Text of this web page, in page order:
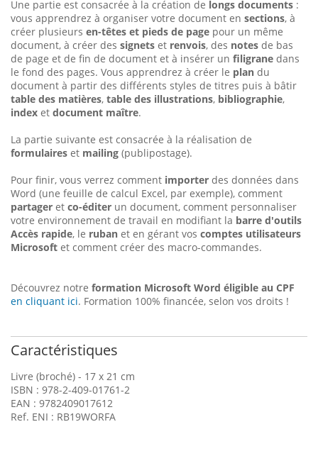
Une partie est consacrée à la création de longs documents :
vous apprendrez à organiser votre document en sections, à
créer plusieurs en-têtes et pieds de page pour un même
document, à créer des signets et renvois, des notes de bas
de page et de fin de document et à insérer un filigrane dans
le fond des pages. Vous apprendrez à créer le plan du
document à partir des différents styles de titres puis à bâtir
table des matières, table des illustrations, bibliographie,
index et document maître.
La partie suivante est consacrée à la réalisation de
formulaires et mailing (publipostage).
Pour finir, vous verrez comment importer des données dans
Word (une feuille de calcul Excel, par exemple), comment
partager et co-éditer un document, comment personnaliser
votre environnement de travail en modifiant la barre d'outils
Accès rapide, le ruban et en gérant vos comptes utilisateurs
Microsoft et comment créer des macro-commandes.
Découvrez notre formation Microsoft Word éligible au CPF
en cliquant ici. Formation 100% financée, selon vos droits !
Caractéristiques
Livre (broché) - 17 x 21 cm
ISBN : 978-2-409-01761-2
EAN : 9782409017612
Ref. ENI : RB19WORFA